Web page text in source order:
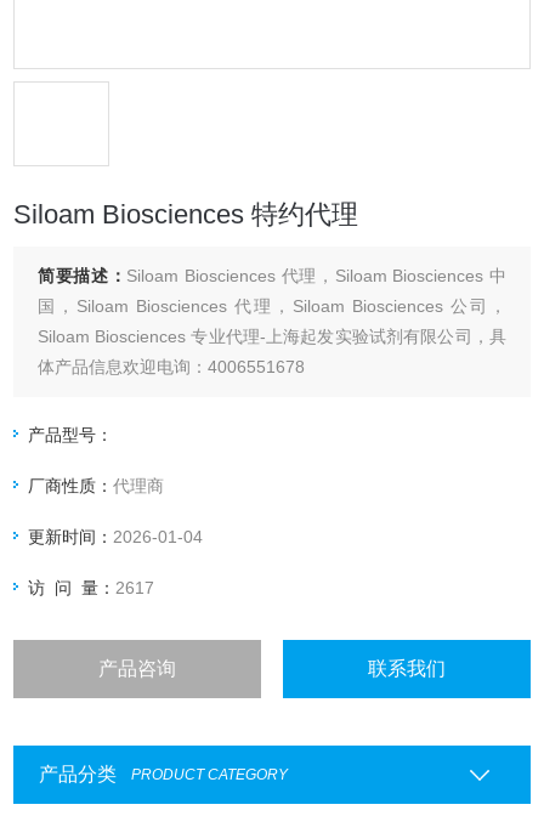
Siloam Biosciences 特约代理
简要描述： Siloam Biosciences 代理，Siloam Biosciences 中
国，Siloam Biosciences 代理，Siloam Biosciences 公司，
Siloam Biosciences 专业代理-上海起发实验试剂有限公司，具
体产品信息欢迎电询：4006551678
产品型号：
厂商性质：代理商
更新时间： 2026-01-04
访 问 量： 2617
产品咨询 联系我们
产品分类 PRODUCT CATEGORY